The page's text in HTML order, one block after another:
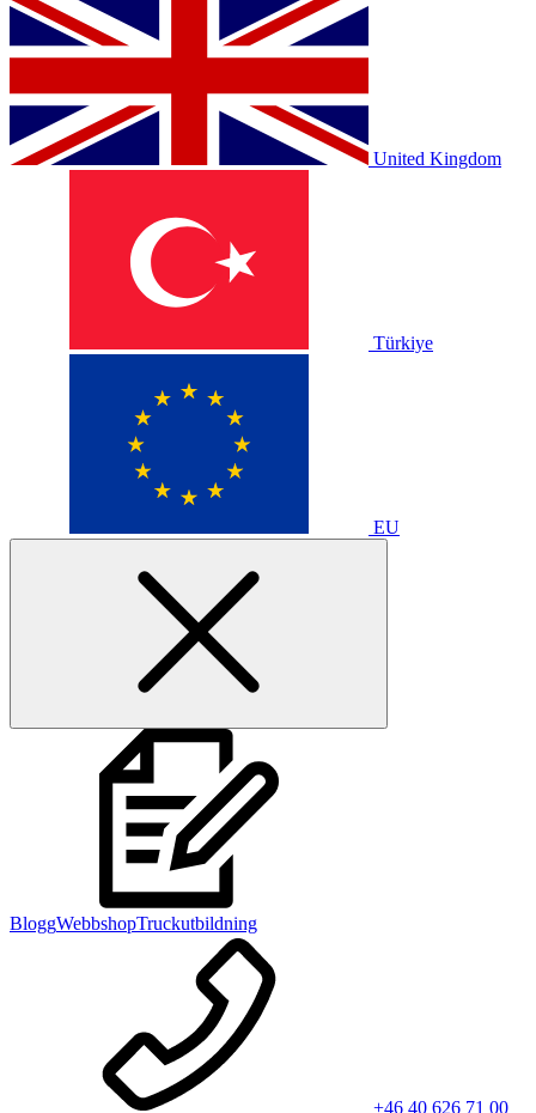
United Kingdom
Türkiye
EU
BloggWebbshopTruckutbildning
+46 40 626 71 00